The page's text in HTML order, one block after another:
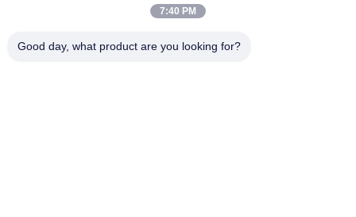
7:40 PM
Good day, what product are you looking for?